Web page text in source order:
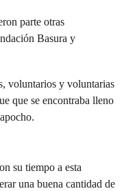
parte otras
Basura y
voluntarios y voluntarias
que se encontraba lleno
su tiempo a esta
una buena cantidad de